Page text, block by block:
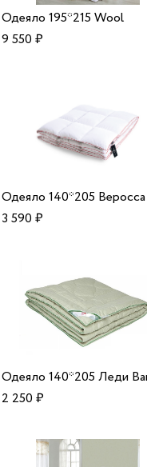
Одеяло 195*215 Wool
9 550₽
3 590₽
2 250₽